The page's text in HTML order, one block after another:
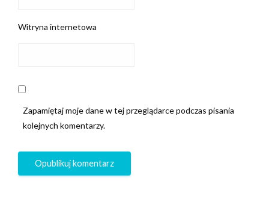
Witryna internetowa
Zapamiętaj moje dane w tej przeglądarce podczas pisania
kolejnych komentarzy.